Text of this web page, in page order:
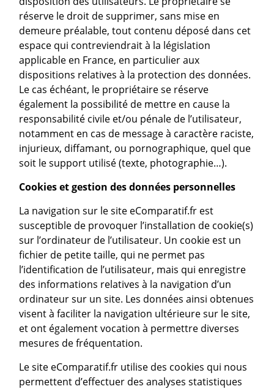
réserve le droit de supprimer, sans mise en
demeure préalable, tout contenu déposé dans cet
espace qui contreviendrait à la législation
applicable en France, en particulier aux
dispositions relatives à la protection des données.
Le cas échéant, le propriétaire se réserve
également la possibilité de mettre en cause la
responsabilité civile et/ou pénale de l’utilisateur,
notamment en cas de message à caractère raciste,
injurieux, diffamant, ou pornographique, quel que
soit le support utilisé (texte, photographie…).
Cookies et gestion des données personnelles
La navigation sur le site eComparatif.fr est
susceptible de provoquer l’installation de cookie(s)
sur l’ordinateur de l’utilisateur. Un cookie est un
fichier de petite taille, qui ne permet pas
l’identification de l’utilisateur, mais qui enregistre
des informations relatives à la navigation d’un
ordinateur sur un site. Les données ainsi obtenues
visent à faciliter la navigation ultérieure sur le site,
et ont également vocation à permettre diverses
mesures de fréquentation.
Le site eComparatif.fr utilise des cookies qui nous
permettent d’effectuer des analyses statistiques